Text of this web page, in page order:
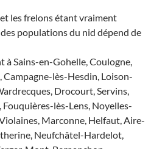
et les frelons étant vraiment
populations du nid dépend de
à Sains-en-Gohelle, Coulogne,
Campagne-lès-Hesdin, Loison-
Drocourt, Servins,
lès-Lens, Noyelles-
Marconne, Helfaut, Aire-
Neufchâtel-Hardelot,